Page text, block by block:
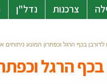
צרכנות נדל"ן
בכף הרגל וכפתרון המונע ניתוחים
הרגל